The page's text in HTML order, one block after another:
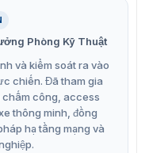
nhiều yêu cầu
thẻ RFID và nhập
cao và phù hợp với
Phòng Kỹ Thuật
và kiểm soát ra vào
chiến. Đã tham gia
chấm công, access
thông minh, đồng
hạ tầng mạng và